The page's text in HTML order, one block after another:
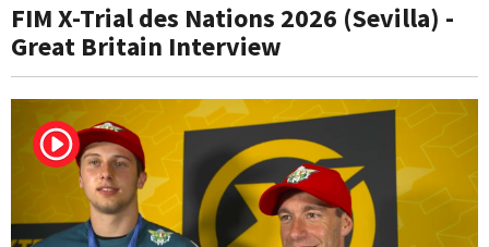
FIM X-Trial des Nations 2026 (Sevilla) -
Great Britain Interview